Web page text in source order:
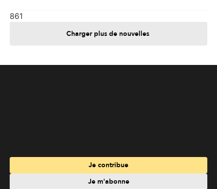
861
Charger plus de nouvelles
Informations